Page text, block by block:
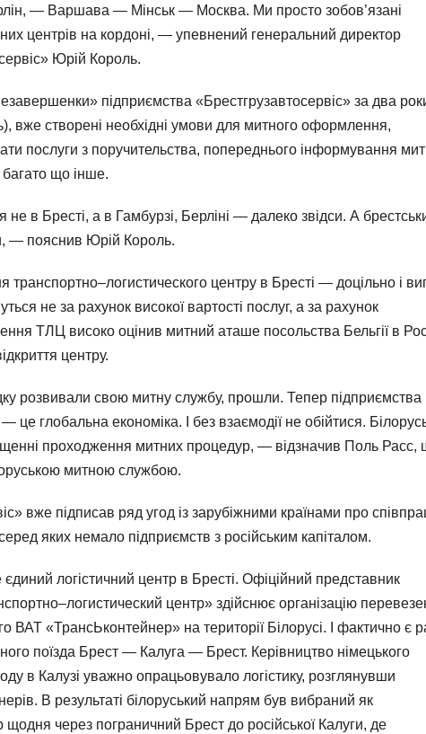
— Варшава — Мінськ — Москва. Ми просто зобов’язані
центрів на кордоні, — упевнений генеральний директор
Юрій Король.
підприємства «Брестгрузавтосервіс» за два
вже створені необхідні умови для митного оформлення,
послуги з поручительства, попереднього інформування
багато що інше.
в Бресті, а в Гамбурзі, Берліні — далеко звідси. А
— пояснив Юрій Король.
транспортно–логистического центру в Бресті — доцільно і
не за рахунок високої вартості послуг, а за рахунок
ТЛЦ високо оцінив митний аташе посольства Бельгії в
центру.
розвивали свою митну службу, прошли. Тепер підприємства
це глобальна економіка. І без взаємодії не обійтися.
проходження митних процедур, — відзначив Поль Расс,
митною службою.
вже підписав ряд угод із зарубіжними країнами про
яких немало підприємств з російським капіталом.
логістичний центр в Бресті. Офіційний представник
центр» здійснює організацію
ВАТ «ТрансЬконтейнер» на території Білорусі. І фактично є
поїзда Брест — Калуга — Брест. Керівництво німецького
в Калузі уважно опрацьовувало логістику, розглянувши
В результаті білоруський напрям був вибраний як
щодня через пограничний Брест до російської Калуги, де